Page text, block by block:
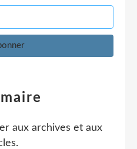
aux archives et aux
.